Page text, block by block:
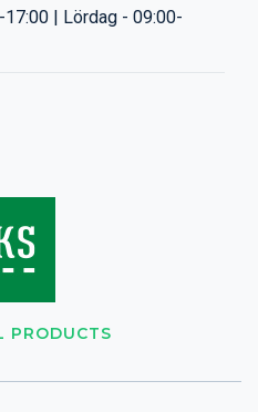
PRODUCTS
17:00 | Lördag - 09:00-